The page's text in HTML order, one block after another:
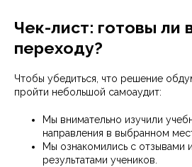
Чек-лист: готовы ли
переходу?
Чтобы убедиться, что решение
пройти небольшой самоаудит:
Мы внимательно изучили
направления в выбранном
Мы ознакомились с отзывами
результатами учеников.